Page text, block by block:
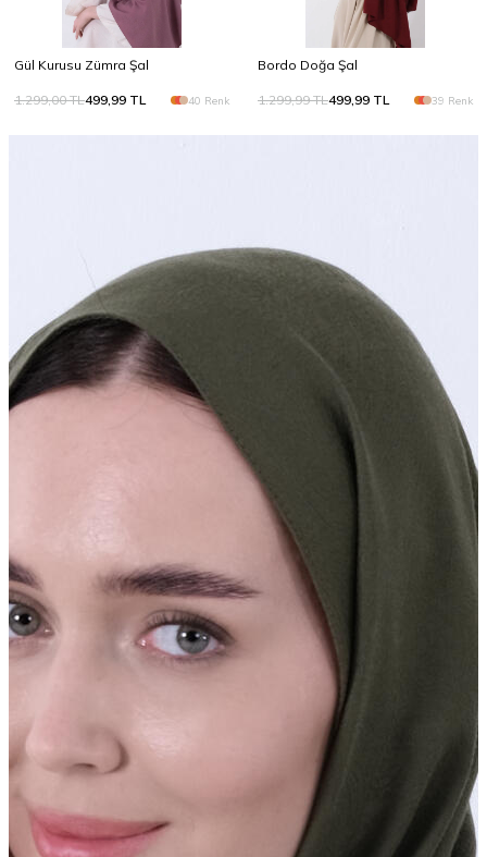
Gül Kurusu Zümra Şal
1.299,00TL499,99 TL 40 Renk
Bordo Doğa Şal
1.299,99TL499,99 TL 39 Renk